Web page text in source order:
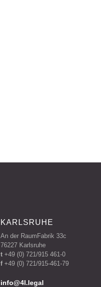
KARLSRUHE
An der RaumFabrik 33c
76227 Karlsruhe
t +49 (0) 721/915 461-0
f+49 (0) 721/915-461-79
info